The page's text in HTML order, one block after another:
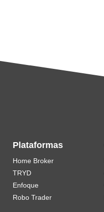
Plataformas
Home Broker
TRYD
Enfoque
Robo Trader